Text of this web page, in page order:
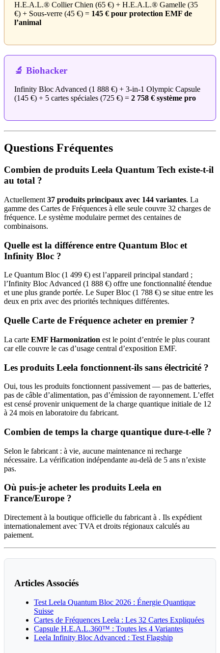
H.E.A.L.® Collier Chien (65 €) + H.E.A.L.® Gamelle (35
€) + Sous-verre (45 €) = 145 € pour protection EMF de
l’animal
🔬 Biohacker
Infinity Bloc Advanced (1 888 €) + 3-in-1 Olympic Capsule
(145 €) + 5 cartes spéciales (725 €) = 2 758 € système pro
Questions Fréquentes
Combien de produits Leela Quantum Tech existe-t-il
au total ?
Actuellement 37 produits principaux avec 144 variantes. La
gamme des Cartes de Fréquences à elle seule couvre 32 charges de
fréquence. Le système modulaire permet des centaines de
combinaisons.
Quelle est la différence entre Quantum Bloc et
Infinity Bloc ?
Le Quantum Bloc (1 499 €) est l’appareil principal standard ;
l’Infinity Bloc Advanced (1 888 €) offre une fonctionnalité étendue
et une plus grande portée. Le Super Bloc (1 788 €) se situe entre les
deux en prix avec des priorités techniques différentes.
Quelle Carte de Fréquence acheter en premier ?
La carte EMF Harmonization est le point d’entrée le plus courant
car elle couvre le cas d’usage central d’exposition EMF.
Les produits Leela fonctionnent-ils sans électricité ?
Oui, tous les produits fonctionnent passivement — pas de batteries,
pas de câble d’alimentation, pas d’émission de rayonnement. L’effet
est censé provenir uniquement de la charge quantique initiale de 12
à 24 mois en laboratoire du fabricant.
Combien de temps la charge quantique dure-t-elle ?
Selon le fabricant : à vie, aucune maintenance ni recharge
nécessaire. La vérification indépendante au-delà de 5 ans n’existe
pas.
Où puis-je acheter les produits Leela en
France/Europe ?
Directement à la boutique officielle du fabricant à . Ils expédient
internationalement avec TVA et droits régionaux calculés au
paiement.
Articles Associés
Test Leela Quantum Bloc 2026 : Énergie Quantique
Suisse
Cartes de Fréquences Leela : Les 32 Cartes Expliquées
Capsule H.E.A.L.360™ : Toutes les 4 Variantes
Leela Infinity Bloc Advanced : Test Flagship